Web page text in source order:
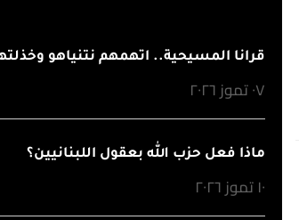
قرانا المسيحية.. اتهمهم نتنياهو
٠٧ تموز ٢٠٢٦
ماذا فعل حزب الله بعقول اللبنانيين؟
١٠ تموز ٢٠٢٦